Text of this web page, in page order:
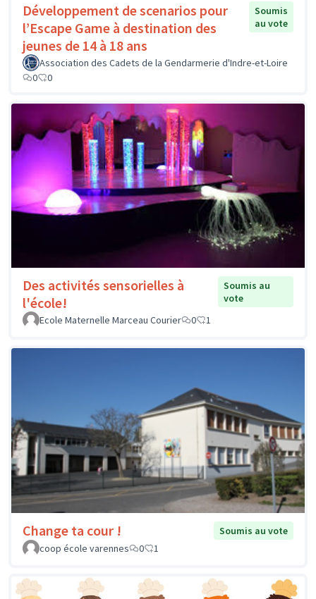
Développement de scenarios pour
l’Escape Game à destination des
jeunes de 14 à 18 ans
Soumis
au vote
Association des Cadets de la Gendarmerie d'Indre-et-Loire
0
0
Des activités sensorielles à
l'école!
Soumis au
vote
Ecole Maternelle Marceau Courier
0 1
Change ta cour !
Soumis au vote
coop école varennes
0 1